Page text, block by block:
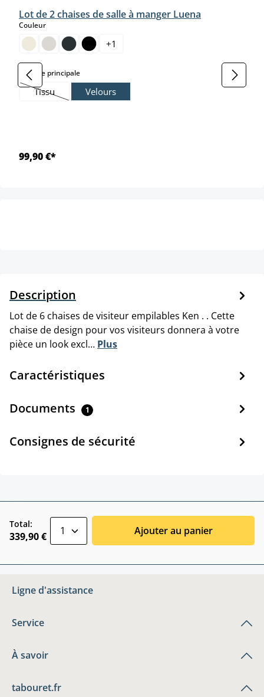
Lot de 2 chaises de salle à manger Luena
Couleurselect
+1
Matière principaleselect
Tissu
(Cette option n'est pas disponible pour le moment.)
Velours
99,90 €*
Description
Lot de 6 chaises de visiteur empilables Ken . . Cette
chaise de design pour vos visiteurs donnera à votre
pièce un look excl… Plus
Caractéristiques
Documents 1
Consignes de sécurité
Total:
339,90 € Ajouter au panier
Ligne d'assistance
Service
À savoir
tabouret.fr